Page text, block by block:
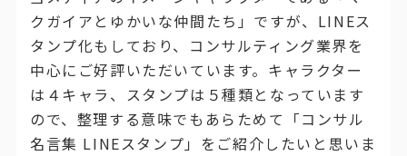
クガイアとゆかいな仲間たち」ですが、LINEス
タンプ化もしており、コンサルティング業界を
中心にご好評いただいています。キャラクター
は４キャラ、スタンプは５種類となっています
ので、整理する意味でもあらためて「コンサル
名言集 LINEスタンプ」をご紹介したいと思いま